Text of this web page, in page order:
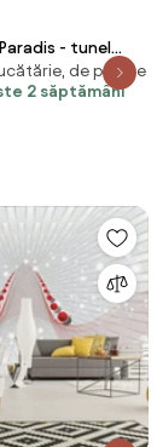
- tunel
de perete
2 săptămâni